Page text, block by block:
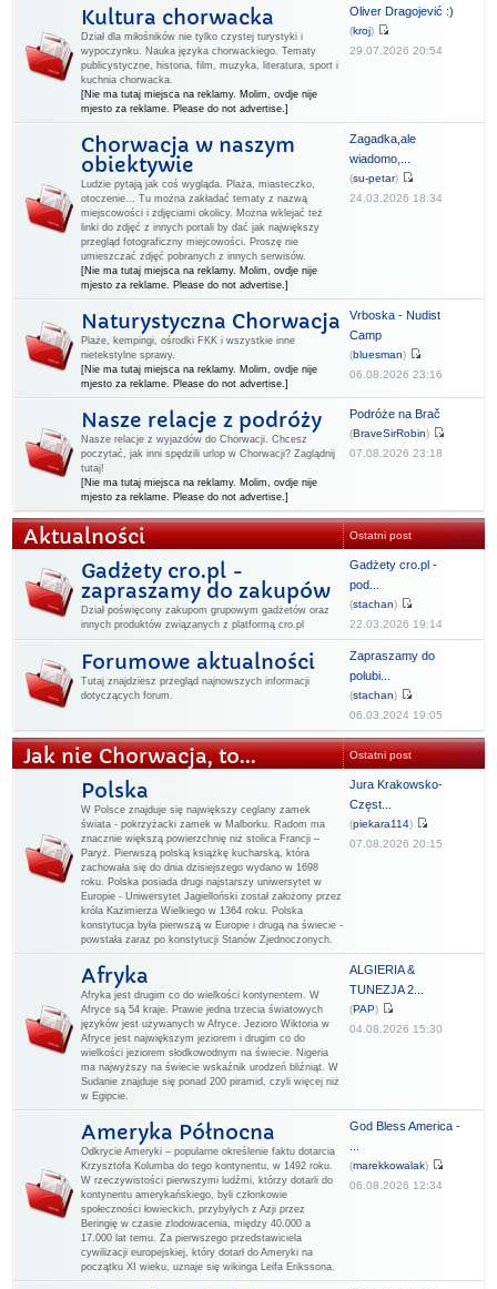
Kultura chorwacka
Dział dla miłośników nie tylko czystej turystyki i
wypoczynku. Nauka języka chorwackiego. Tematy
publicystyczne, historia, film, muzyka, literatura, sport i
kuchnia chorwacka.
[Nie ma tutaj miejsca na reklamy. Molim, ovdje nije
mjesto za reklame. Please do not advertise.]
Oliver Dragojević :)
(kroj)
29.07.2026 20:54
Chorwacja w naszym
obiektywie
Ludzie pytają jak coś wygląda. Plaża, miasteczko,
otoczenie... Tu można zakładać tematy z nazwą
miejscowości i zdjęciami okolicy. Można wklejać też
linki do zdjęć z innych portali by dać jak największy
przegląd fotograficzny miejcowości. Proszę nie
umieszczać zdjęć pobranych z innych serwisów.
[Nie ma tutaj miejsca na reklamy. Molim, ovdje nije
mjesto za reklame. Please do not advertise.]
Zagadka,ale
wiadomo,...
(su-petar)
24.03.2026 18:34
Naturystyczna Chorwacja
Plaże, kempingi, ośrodki FKK i wszystkie inne
nietekstylne sprawy.
[Nie ma tutaj miejsca na reklamy. Molim, ovdje nije
mjesto za reklame. Please do not advertise.]
Vrboska - Nudist
Camp
(bluesman)
06.08.2026 23:16
Nasze relacje z podróży
Nasze relacje z wyjazdów do Chorwacji. Chcesz
poczytać, jak inni spędzili urlop w Chorwacji? Zaglądnij
tutaj!
[Nie ma tutaj miejsca na reklamy. Molim, ovdje nije
mjesto za reklame. Please do not advertise.]
Podróże na Brač
(BraveSirRobin)
07.08.2026 23:18
Aktualności Ostatni post
Gadżety cro.pl -
zapraszamy do zakupów
Dział poświęcony zakupom grupowym gadżetów oraz
innych produktów związanych z platformą cro.pl
Gadżety cro.pl -
pod...
(stachan)
22.03.2026 19:14
Forumowe aktualności
Tutaj znajdziesz przegląd najnowszych informacji
dotyczących forum.
Zapraszamy do
polubi...
(stachan)
06.03.2024 19:05
Jak nie Chorwacja, to... Ostatni post
Polska
W Polsce znajduje się największy ceglany zamek
świata - pokrzyżacki zamek w Malborku. Radom ma
znacznie większą powierzchnię niż stolica Francji –
Paryż. Pierwszą polską książkę kucharską, która
zachowała się do dnia dzisiejszego wydano w 1698
roku. Polska posiada drugi najstarszy uniwersytet w
Europie - Uniwersytet Jagielloński został założony przez
króla Kazimierza Wielkiego w 1364 roku. Polska
konstytucja była pierwszą w Europie i drugą na świecie -
powstała zaraz po konstytucji Stanów Zjednoczonych.
Jura Krakowsko-
Częst...
(piekara114)
07.08.2026 20:15
Afryka
Afryka jest drugim co do wielkości kontynentem. W
Afryce są 54 kraje. Prawie jedna trzecia światowych
języków jest używanych w Afryce. Jezioro Wiktoria w
Afryce jest największym jeziorem i drugim co do
wielkości jeziorem słodkowodnym na świecie. Nigeria
ma najwyższy na świecie wskaźnik urodzeń bliźniąt. W
Sudanie znajduje się ponad 200 piramid, czyli więcej niż
w Egipcie.
ALGIERIA &
TUNEZJA 2...
(PAP)
04.08.2026 15:30
Ameryka Północna
Odkrycie Ameryki – popularne określenie faktu dotarcia
Krzysztofa Kolumba do tego kontynentu, w 1492 roku.
W rzeczywistości pierwszymi ludźmi, którzy dotarli do
kontynentu amerykańskiego, byli członkowie
społeczności łowieckich, przybyłych z Azji przez
Beringię w czasie zlodowacenia, między 40.000 a
17.000 lat temu. Za pierwszego przedstawiciela
cywilizacji europejskiej, który dotarł do Ameryki na
początku XI wieku, uznaje się wikinga Leifa Erikssona.
God Bless America -
(marekkowalak)
06.08.2026 12:34